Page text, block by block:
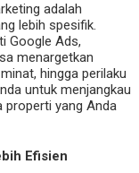
adalah
lebih spesifik.
Google Ads,
menargetkan
hingga perilaku
untuk menjangkau
properti yang Anda
Efisien